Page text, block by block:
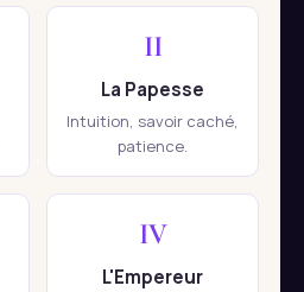
II
La Papesse
Intuition, savoir caché,
patience.
IV
L'Empereur